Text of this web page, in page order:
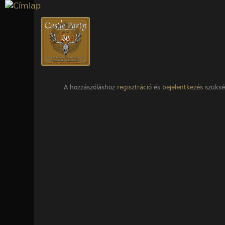
A hozzászóláshoz regisztráció és bejelentkezés